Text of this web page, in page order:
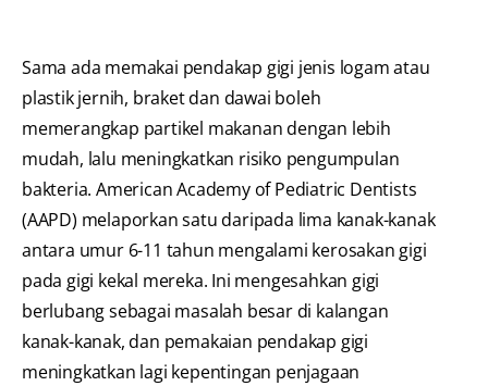
Sama ada memakai pendakap gigi jenis logam atau
plastik jernih, braket dan dawai boleh
memerangkap partikel makanan dengan lebih
mudah, lalu meningkatkan risiko pengumpulan
bakteria. American Academy of Pediatric Dentists
(AAPD) melaporkan satu daripada lima kanak-kanak
antara umur 6-11 tahun mengalami kerosakan gigi
pada gigi kekal mereka. Ini mengesahkan gigi
berlubang sebagai masalah besar di kalangan
kanak-kanak, dan pemakaian pendakap gigi
meningkatkan lagi kepentingan penjagaan